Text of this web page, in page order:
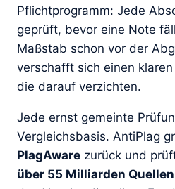
Pflichtprogramm: Jede
geprüft, bevor eine Note
Maßstab schon vor der
verschafft sich einen
die darauf verzichten.
Jede ernst gemeinte
Vergleichsbasis. AntiPlag
PlagAware zurück und
über 55 Milliarden Quellen